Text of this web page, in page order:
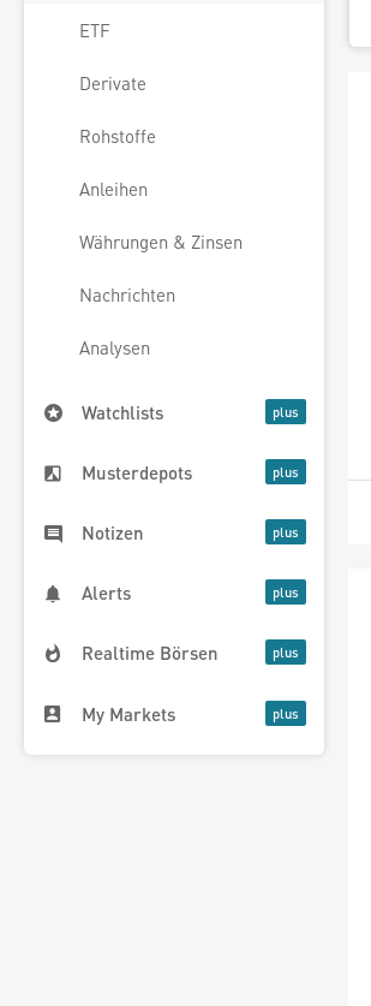
ETF
Derivate
Rohstoffe
Anleihen
Währungen & Zinsen
Nachrichten
Analysen
Watchlists
Musterdepots
Notizen
Alerts
Realtime Börsen
My Markets